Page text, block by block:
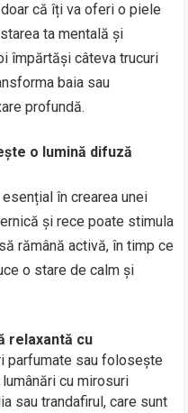
că îți va oferi o piele
ta mentală și
împărtăși câteva trucuri
baia sau
profundă.
o lumină difuză
în crearea unei
și rece poate stimula
rămână activă, în timp ce
o stare de calm și
relaxantă cu
parfumate sau folosește
cu mirosuri
sau trandafirul, care sunt